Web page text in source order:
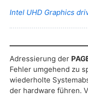
Intel UHD Graphics
Adressierung der
Fehler umgehend zu
wiederholte
der hardware führen.